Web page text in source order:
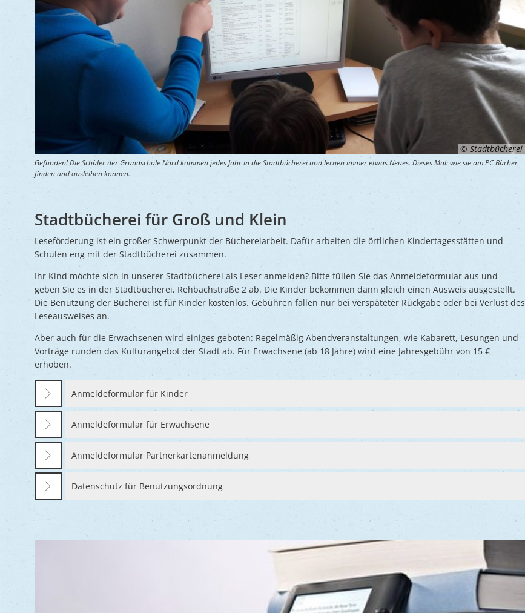
© Stadtbücherei
Gefunden! Die Schüler der Grundschule Nord kommen jedes Jahr in die Stadtbücherei und lernen immer etwas Neues. Dieses Mal: wie sie am PC Bücher
finden und ausleihen können.
Stadtbücherei für Groß und Klein
Leseförderung ist ein großer Schwerpunkt der Büchereiarbeit. Dafür arbeiten die örtlichen Kindertagesstätten und
Schulen eng mit der Stadtbücherei zusammen.
Ihr Kind möchte sich in unserer Stadtbücherei als Leser anmelden? Bitte füllen Sie das Anmeldeformular aus und
geben Sie es in der Stadtbücherei, Rehbachstraße 2 ab. Die Kinder bekommen dann gleich einen Ausweis ausgestellt.
Die Benutzung der Bücherei ist für Kinder kostenlos. Gebühren fallen nur bei verspäteter Rückgabe oder bei Verlust des
Leseausweises an.
Aber auch für die Erwachsenen wird einiges geboten: Regelmäßig Abendveranstaltungen, wie Kabarett, Lesungen und
Vorträge runden das Kulturangebot der Stadt ab. Für Erwachsene (ab 18 Jahre) wird eine Jahresgebühr von 15 €
erhoben.
Anmeldeformular für Kinder
Anmeldeformular für Erwachsene
Anmeldeformular Partnerkartenanmeldung
Datenschutz für Benutzungsordnung